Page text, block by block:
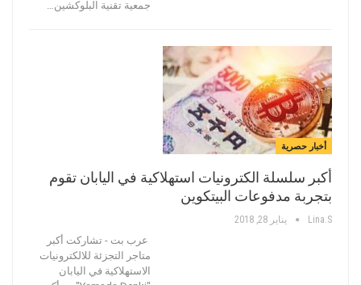
جمعية تقنية البلوكشين…
أخبار حصرية
أكبر سلسلة الكترونيات استهلاكية في اليابان تقوم
بتجربة مدفوعات البيتكوين
Lina.s يناير 28, 2018
عرب بت - تشاركت أكبر
متاجر التجزئة للالكترونيات
الاستهلاكية في اليابان